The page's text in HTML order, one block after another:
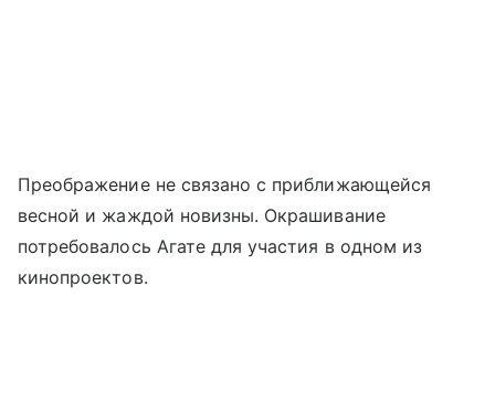
Преображение не связано с приближающейся
весной и жаждой новизны. Окрашивание
потребовалось Агате для участия в одном из
кинопроектов.